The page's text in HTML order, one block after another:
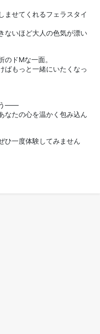
ませてくれるフェラスタイ
ないほど大人の色気が漂い
ドMな一面。
ばもっと一緒にいたくなっ
う――
なたの心を温かく包み込ん
ひ一度体験してみません